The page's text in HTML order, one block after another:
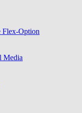
Flex-Option
Media